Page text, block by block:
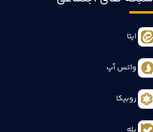
ایتا
واتس آپ
روبیکا